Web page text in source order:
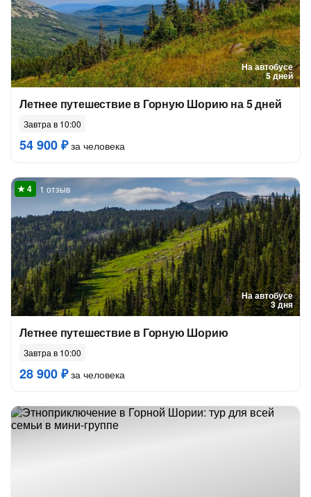
На автобусе
5 дней
Летнее путешествие в Горную Шорию на 5 дней
Завтра в 10:00
54 900 ₽за человека
На автобусе
3 дня
1 отзыв
Летнее путешествие в Горную Шорию
Завтра в 10:00
28 900 ₽за человека